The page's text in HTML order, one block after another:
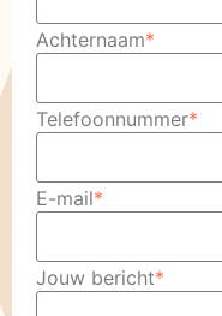
Achternaam*
Telefoonnummer*
E-mail*
Jouw bericht*